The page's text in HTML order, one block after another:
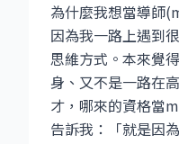
為什麼我想當導師
因為我一路上遇到
思維方式。本來覺
身、又不是一路在
才，哪來的資格當
告訴我：「就是因